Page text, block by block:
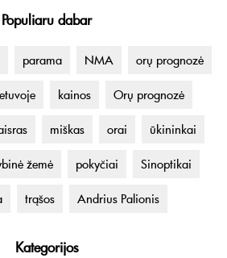
Populiaru dabar
parama NMA orų prognozė
kainos Orų prognozė
miškas orai ūkininkai
žemė pokyčiai Sinoptikai
trąšos Andrius Palionis
Kategorijos